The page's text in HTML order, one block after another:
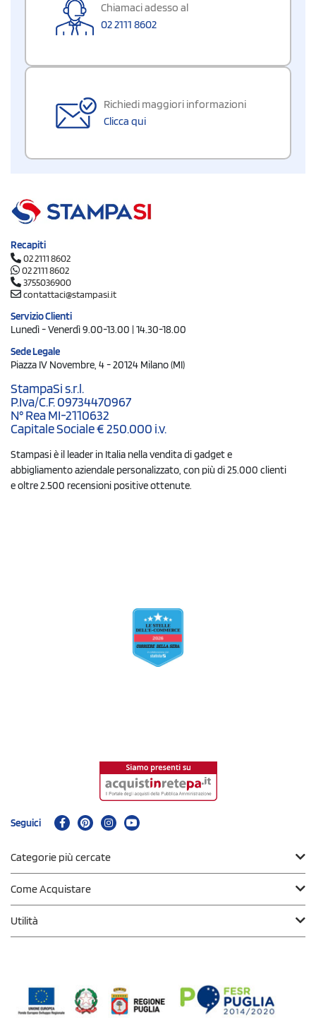
Chiamaci adesso al
02 2111 8602
Richiedi maggiori informazioni
Clicca qui
Recapiti
02 2111 8602
02 2111 8602
3755036900
contattaci@stampasi.it
Servizio Clienti
Lunedì - Venerdì 9.00-13.00 | 14.30-18.00
Sede Legale
Piazza IV Novembre, 4 - 20124 Milano (MI)
StampaSi s.r.l.
P.Iva/C.F. 09734470967
N° Rea MI-2110632
Capitale Sociale € 250.000 i.v.
Stampasi è il leader in Italia nella vendita di gadget e
abbigliamento aziendale personalizzato, con più di 25.000 clienti
e oltre 2.500 recensioni positive ottenute.
Seguici
Categorie più cercate
Come Acquistare
Utilità